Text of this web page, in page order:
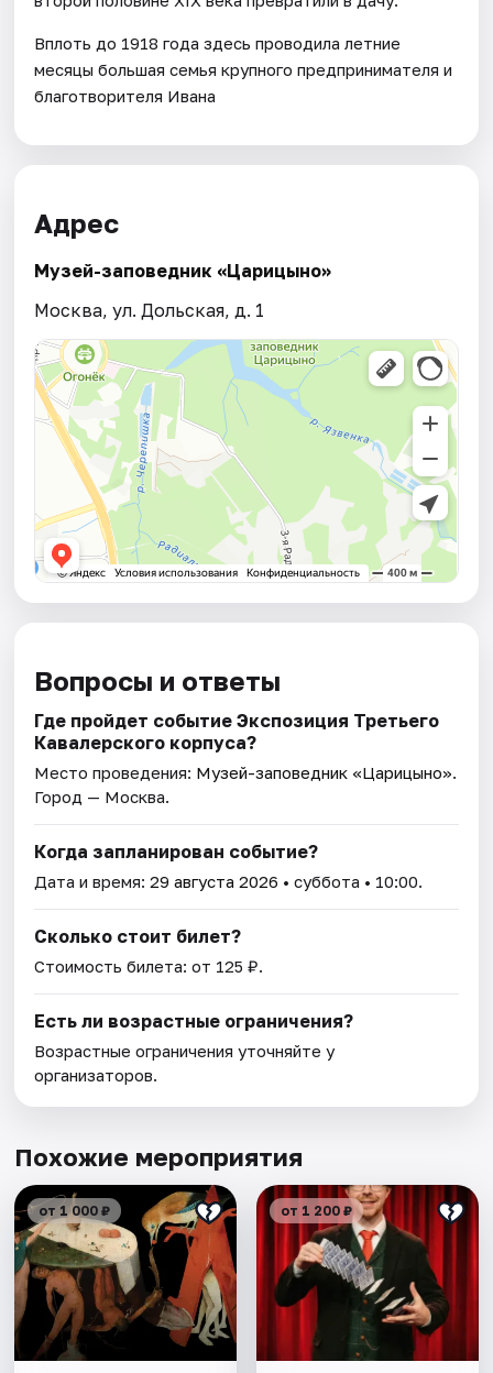
Вплоть до 1918 года здесь проводила летние
месяцы большая семья крупного предпринимателя и
благотворителя Ивана
Адрес
Музей-заповедник «Царицыно»
Москва, ул. Дольская, д. 1
Вопросы и ответы
Где пройдет событие Экспозиция Третьего
Кавалерского корпуса?
Место проведения: Музей-заповедник «Царицыно».
Город — Москва.
Когда запланирован событие?
Дата и время:29 августа 2026 • суббота • 10:00.
Сколько стоит билет?
Стоимость билета: от 125 ₽.
Есть ли возрастные ограничения?
Возрастные ограничения уточняйте у
организаторов.
Похожие мероприятия
от 1 000 ₽ от 1 200 ₽